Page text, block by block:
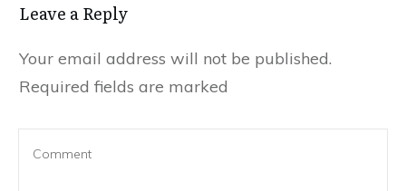
Leave a Reply
Your email address will not be published.
Required fields are marked